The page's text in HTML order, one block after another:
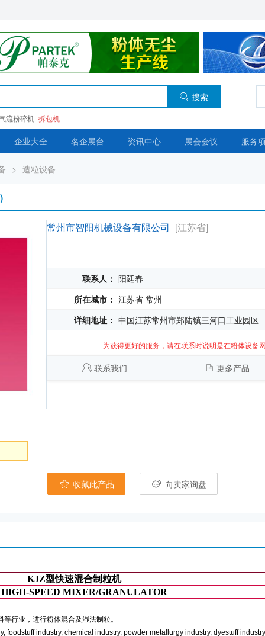
搜索
流粉碎机 拆包机
企业大全 名企展台 资讯中心 展会会议 服务
> 造粒设备
常州市智阳机械设备有限公司 [江苏省]
联系人： 阳廷春
所在城市： 江苏省 常州
详细地址： 中国江苏常州市郑陆镇三河口工业园区
为获得更好的服务，请在联系时说明是在粉体设备
联系我们 更多产品
收藏此产品 向卖家询盘
KJZ型快速混合制粒机
SPEED MIXER/GRANULATOR
行业，进行粉体混合及湿法制粒。
foodstuff industry, chemical industry, powder metallurgy industry, dyestuff